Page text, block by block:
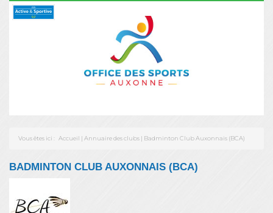
Vous êtes ici : Accueil | Annuaire des clubs | Badminton Club Auxonnais (BCA)
BADMINTON CLUB AUXONNAIS (BCA)